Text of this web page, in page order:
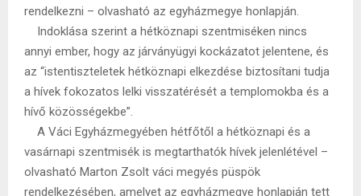
rendelkezni – olvasható az egyházmegye honlapján.
Indoklása szerint a hétköznapi szentmiséken nincs
annyi ember, hogy az járványügyi kockázatot jelentene, és
az “istentiszteletek hétköznapi elkezdése biztosítani tudja
a hívek fokozatos lelki visszatérését a templomokba és a
hívő közösségekbe”.
A Váci Egyházmegyében hétfőtől a hétköznapi és a
vasárnapi szentmisék is megtarthatók hívek jelenlétével –
olvasható Marton Zsolt váci megyés püspök
rendelkezésében, amelyet az egyházmegye honlapján tett